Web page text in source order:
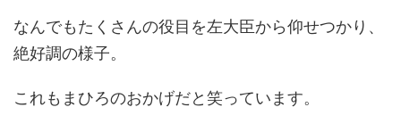
なんでもたくさんの役目を左大臣から仰せつかり、
絶好調の様子。
これもまひろのおかげだと笑っています。